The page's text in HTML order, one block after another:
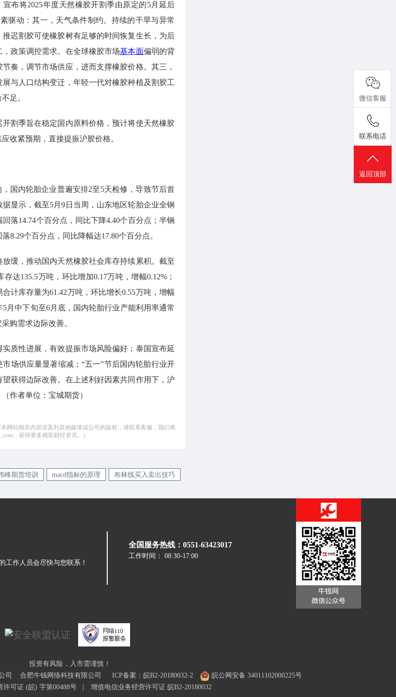
布将2025年度天然橡胶开割季由原定的5月延后
驱动：其一，天气条件制约。持续的干旱与异常
迟割胶可使橡胶树有足够的时间恢复生长，为后
政策调控需求。在全球橡胶市场基本面偏弱的背
奏，调节市场供应，进而支撑橡胶价格。其三，
与人口结构变迁，年轻一代对橡胶种植及割胶工
足。
割季旨在稳定国内原料价格，预计将使天然橡胶
收紧预期，直接提振沪胶价格。
国内轮胎企业普遍安排2至5天检修，导致节后首
显示，截至5月9日当周，山东地区轮胎企业全钢
落14.74个百分点，同比下降4.40个百分点；半钢
8.29个百分点，同比降幅达17.80个百分点。
缓，推动国内天然橡胶社会库存持续累积。截至
达135.5万吨，环比增加0.17万吨，增幅0.12%；
计库存量为61.42万吨，环比增长0.55万吨，增幅
月中下旬至6月底，国内轮胎行业产能利用率通常
购需求边际改善。
质性进展，有效提振市场风险偏好；泰国宣布延
场供应量显著缩减；“五一”节后国内轮胎行业开
获得边际改善。在上述利好因素共同作用下，沪
作者单位：宝城期货）
网站相关内容涉及到其他媒体或公司的版权，请联系客服，我们将
，获得更多精彩财经资讯。）
峰期货培训 macd指标的原理 布林线买入卖出技巧
工作人员会尽快与您联系！
全国服务热线：0551-63423017
工作时间： 08:30-17:00
投资有风险，入市需谨慎！
公司 合肥牛钱网络科技有限公司
ICP备案：皖B2-20180032-2
皖公网安备 34011102000225号
许可证 (皖) 字第00488号
增值电信业务经营许可证 皖B2-20180032
微信客服
联系电话
返回顶部